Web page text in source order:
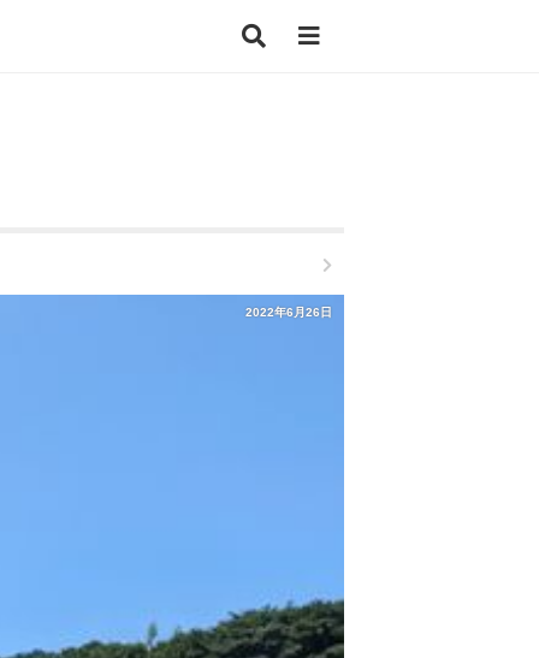
2022年6月26日